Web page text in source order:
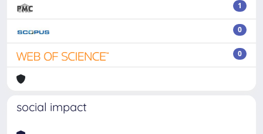
1
0
0
social impact